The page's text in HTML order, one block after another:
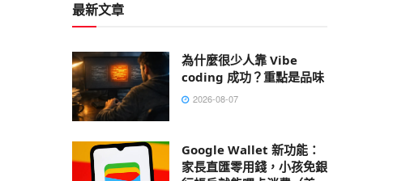
最新文章
為什麼很少人靠 Vibe
coding 成功？重點是品味
2026-08-07
Google Wallet 新功能：
家長直匯零用錢，小孩免銀